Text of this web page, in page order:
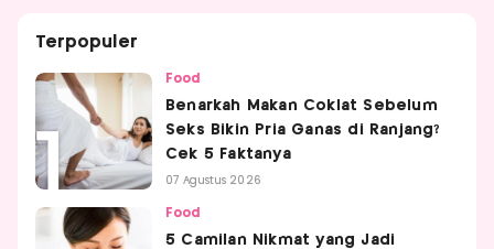
Terpopuler
Food
Benarkah Makan Coklat Sebelum
Seks Bikin Pria Ganas di Ranjang?
Cek 5 Faktanya
07 Agustus 2026
Food
5 Camilan Nikmat yang Jadi